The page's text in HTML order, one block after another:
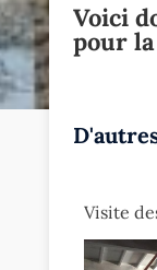
Voici
pour
Visite